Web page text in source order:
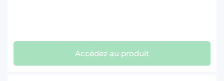
Accédez au produit